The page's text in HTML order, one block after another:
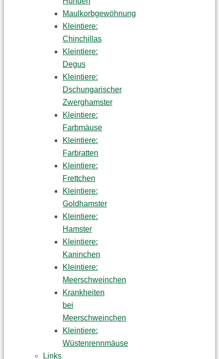
Maulkorbgewöhnung
Kleintiere:
Chinchillas
Kleintiere:
Degus
Kleintiere:
Dschungarischer
Zwerghamster
Kleintiere:
Farbmäuse
Kleintiere:
Farbratten
Kleintiere:
Frettchen
Kleintiere:
Goldhamster
Kleintiere:
Hamster
Kleintiere:
Kaninchen
Kleintiere:
Meerschweinchen
Krankheiten
bei
Meerschweinchen
Kleintiere:
Wüstenrennmäuse
Links